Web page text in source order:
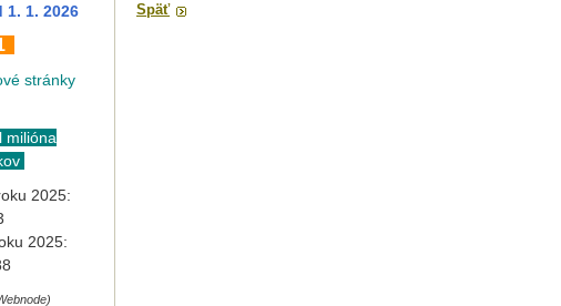
Späť
1. 1. 2026
stránky
milióna
2025:
2025: